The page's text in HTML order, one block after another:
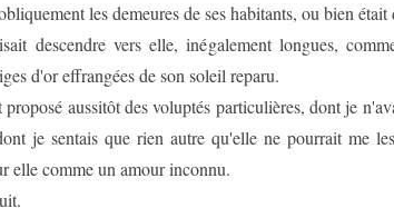
les demeures de ses habitants, ou bien
descendre vers elle, inégalement longues,
d'or effrangées de son soleil reparu.
proposé aussitôt des voluptés particulières, dont je
je sentais que rien autre qu'elle ne pourrait me
elle comme un amour inconnu.